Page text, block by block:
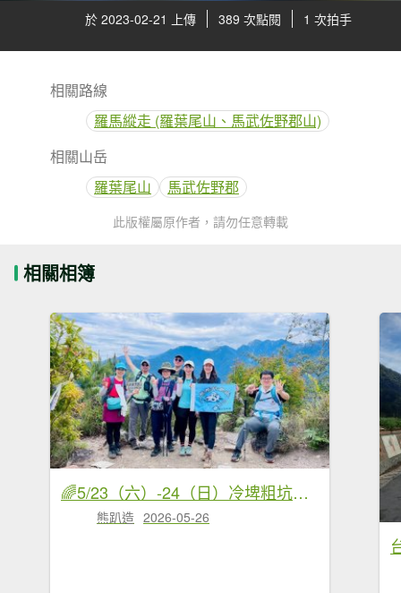
於 2023-02-21 上傳 389 次點閱 1 次拍手
相關路線
羅馬縱走 (羅葉尾山、馬武佐野郡山)
相關山岳
羅葉尾山
馬武佐野郡
此版權屬原作者，請勿任意轉載
相關相簿
🌈5/23（六）-24（日）冷埤粗坑山×羅馬縱走FB：熊熊趴爬走(富裕登山社)🌈
熊趴造 2026-05-26